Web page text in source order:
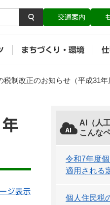
交通案内
まちづくり・環境
税制改正のお知らせ（平成31年
ジ表示
AI（人
こんな
令和7年度
適用される
個人住民税